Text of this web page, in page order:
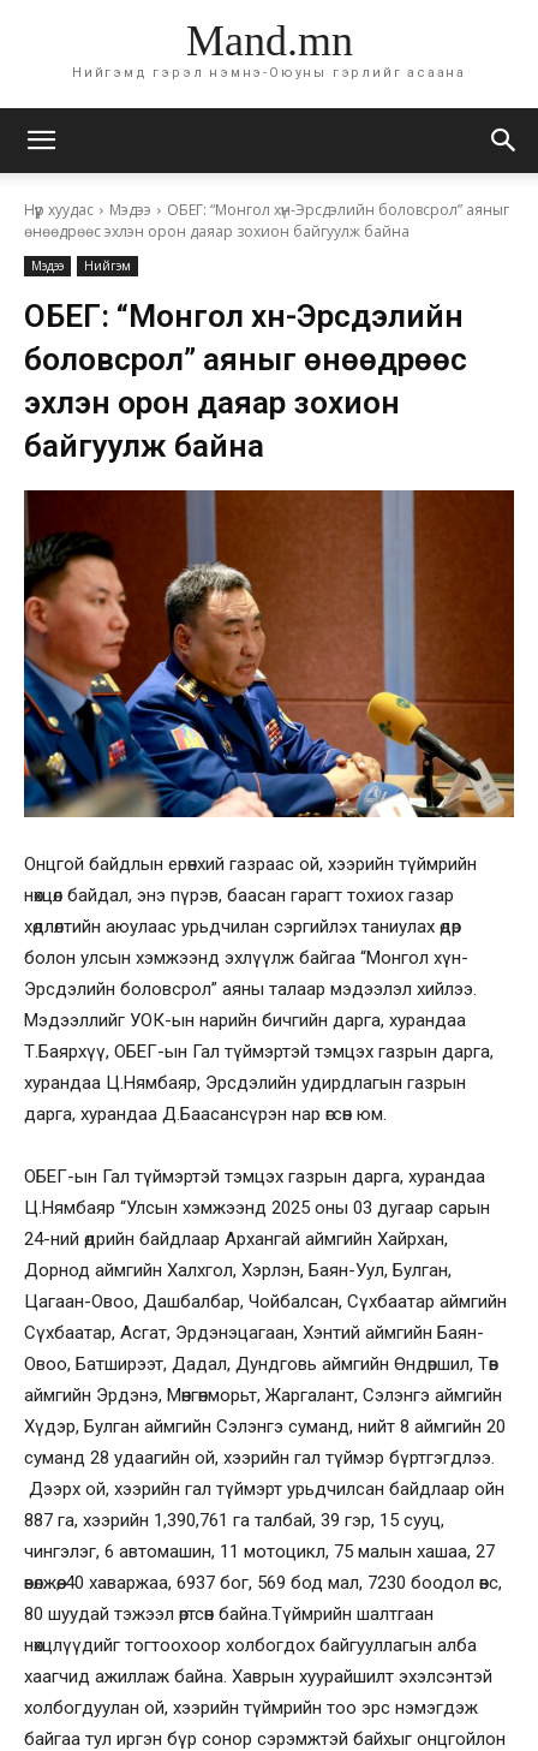
Mand.mn
Нийгэмд гэрэл нэмнэ-Оюуны гэрлийг асаана
Нүүр хуудас Мэдээ
ОБЕГ: “Монгол хүн-Эрсдэлийн боловсрол” аяныг
өнөөдрөөс эхлэн орон даяар зохион байгуулж байна
Мэдээ Нийгэм
ОБЕГ: “Монгол хүн-Эрсдэлийн
боловсрол” аяныг өнөөдрөөс
эхлэн орон даяар зохион
байгуулж байна
Онцгой байдлын ерөнхий газраас ой, хээрийн түймрийн
нөхцөл байдал, энэ пүрэв, баасан гарагт тохиох газар
хөдлөлтийн аюулаас урьдчилан сэргийлэх таниулах өдөр
болон улсын хэмжээнд эхлүүлж байгаа “Монгол хүн-
Эрсдэлийн боловсрол” аяны талаар мэдээлэл хийлээ.
Мэдээллийг УОК-ын нарийн бичгийн дарга, хурандаа
Т.Баярхүү, ОБЕГ-ын Гал түймэртэй тэмцэх газрын дарга,
хурандаа Ц.Нямбаяр, Эрсдэлийн удирдлагын газрын
дарга, хурандаа Д.Баасансүрэн нар өгсөн юм.
ОБЕГ-ын Гал түймэртэй тэмцэх газрын дарга, хурандаа
Ц.Нямбаяр “Улсын хэмжээнд 2025 оны 03 дугаар сарын
24-ний өдрийн байдлаар Архангай аймгийн Хайрхан,
Дорнод аймгийн Халхгол, Хэрлэн, Баян-Уул, Булган,
Цагаан-Овоо, Дашбалбар, Чойбалсан, Сүхбаатар аймгийн
Сүхбаатар, Асгат, Эрдэнэцагаан, Хэнтий аймгийн Баян-
Овоо, Батширээт, Дадал, Дундговь аймгийн Өндөршил, Төв
аймгийн Эрдэнэ, Мөнгөнморьт, Жаргалант, Сэлэнгэ аймгийн
Хүдэр, Булган аймгийн Сэлэнгэ суманд, нийт 8 аймгийн 20
суманд 28 удаагийн ой, хээрийн гал түймэр бүртгэгдлээ.
Дээрх ой, хээрийн гал түймэрт урьдчилсан байдлаар ойн
887 га, хээрийн 1,390,761 га талбай, 39 гэр, 15 сууц,
чингэлэг, 6 автомашин, 11 мотоцикл, 75 малын хашаа, 27
өвөлжөө, 40 хаваржаа, 6937 бог, 569 бод мал, 7230 боодол өвс,
80 шуудай тэжээл өртсөн байна.Түймрийн шалтгаан
нөхцлүүдийг тогтоохоор холбогдох байгууллагын алба
хаагчид ажиллаж байна. Хаврын хуурайшилт эхэлсэнтэй
холбогдуулан ой, хээрийн түймрийн тоо эрс нэмэгдэж
байгаа тул иргэн бүр сонор сэрэмжтэй байхыг онцгойлон